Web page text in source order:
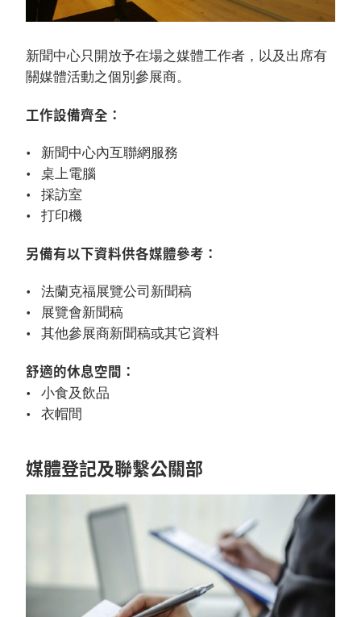
新聞中心只開放予在場之媒體工作者，以及出席有
關媒體活動之個別參展商。
工作設備齊全：
新聞中心內互聯網服務
桌上電腦
採訪室
打印機
另備有以下資料供各媒體參考：
法蘭克福展覽公司新聞稿
展覽會新聞稿
其他參展商新聞稿或其它資料
舒適的休息空間：
小食及飲品
衣帽間
媒體登記及聯繫公關部